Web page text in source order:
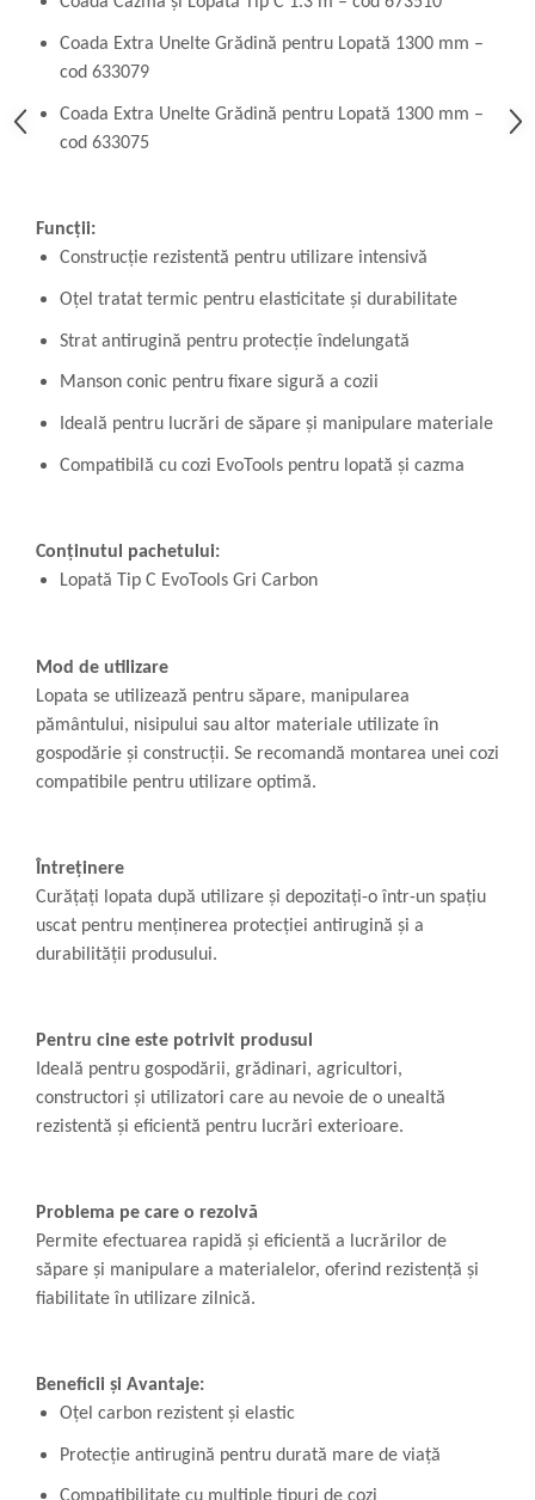
Coada Extra Unelte Grădină pentru Lopată 1300 mm –
cod 633079
Coada Extra Unelte Grădină pentru Lopată 1300 mm –
cod 633075
Funcții:
Construcție rezistentă pentru utilizare intensivă
Oțel tratat termic pentru elasticitate și durabilitate
Strat antirugină pentru protecție îndelungată
Manson conic pentru fixare sigură a cozii
Ideală pentru lucrări de săpare și manipulare materiale
Compatibilă cu cozi EvoTools pentru lopată și cazma
Conținutul pachetului:
Lopată Tip C EvoTools Gri Carbon
Mod de utilizare
Lopata se utilizează pentru săpare, manipularea
pământului, nisipului sau altor materiale utilizate în
gospodărie și construcții. Se recomandă montarea unei cozi
compatibile pentru utilizare optimă.
Întreținere
Curățați lopata după utilizare și depozitați-o într-un spațiu
uscat pentru menținerea protecției antirugină și a
durabilității produsului.
Pentru cine este potrivit produsul
Ideală pentru gospodării, grădinari, agricultori,
constructori și utilizatori care au nevoie de o unealtă
rezistentă și eficientă pentru lucrări exterioare.
Problema pe care o rezolvă
Permite efectuarea rapidă și eficientă a lucrărilor de
săpare și manipulare a materialelor, oferind rezistență și
fiabilitate în utilizare zilnică.
Beneficii și Avantaje:
Oțel carbon rezistent și elastic
Protecție antirugină pentru durată mare de viață